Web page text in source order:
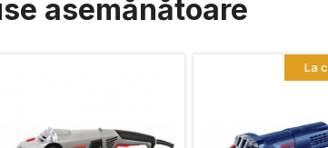
asemănătoare
La